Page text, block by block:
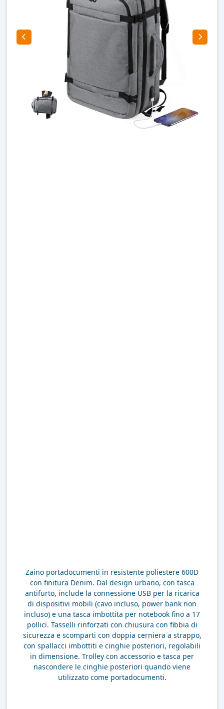
Zaino portadocumenti in resistente poliestere 600D
con finitura Denim. Dal design urbano, con tasca
antifurto, include la connessione USB per la ricarica
di dispositivi mobili (cavo incluso, power bank non
incluso) e una tasca imbottita per notebook fino a 17
pollici. Tasselli rinforzati con chiusura con fibbia di
sicurezza e scomparti con doppia cerniera a strappo,
con spallacci imbottiti e cinghie posteriori, regolabili
in dimensione. Trolley con accessorio e tasca per
nascondere le cinghie posteriori quando viene
utilizzato come portadocumenti.